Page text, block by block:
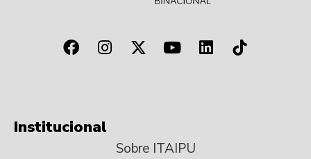
Institucional
Sobre ITAIPU